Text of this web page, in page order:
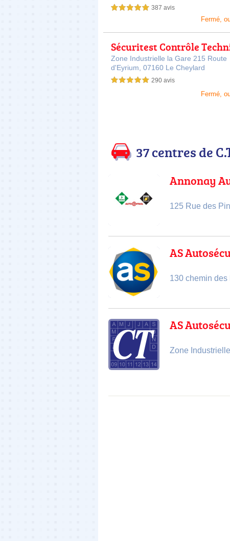
5,0 étoiles sur 5 387 avis
Fermé,
Sécuritest Contrôle
Automobile LE CHEYLARD
Zone Industrielle la Gare 215 Route
d'Eyrium, 07160 Le Cheylard
5,0 étoiles sur 5 290 avis
Fermé,
37 centres de
Annonay
125 Rue des
AS
130 chemin
AS
Zone